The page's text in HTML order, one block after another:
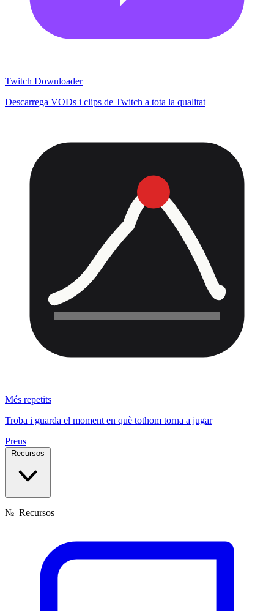
Twitch Downloader
Descarrega VODs i clips de Twitch a tota la qualitat
Més repetits
Troba i guarda el moment en què tothom torna a jugar
Preus
Recursos
№ Recursos